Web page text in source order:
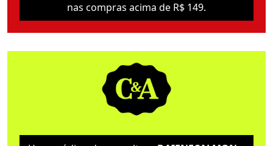
nas compras acima de R$ 149.